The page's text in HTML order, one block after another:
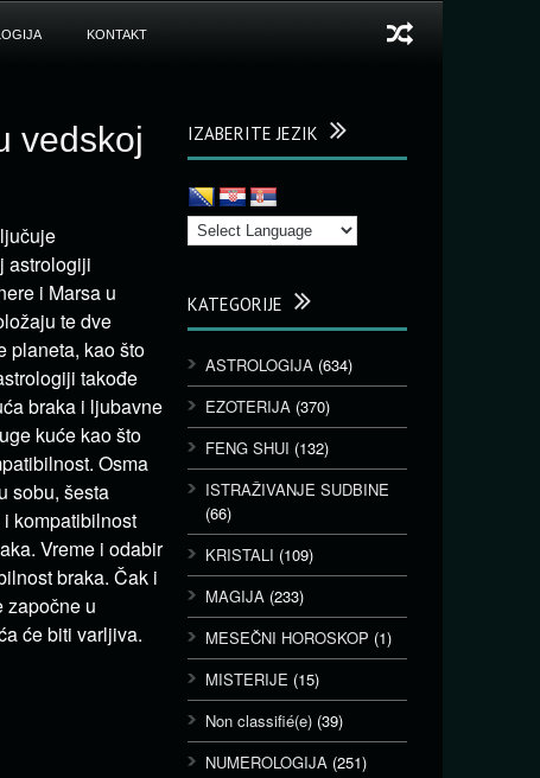
KONTAKT
vedskoj
astrologiji
i Marsa u
te dve
planeta, kao što
takođe
braka i ljubavne
kuće kao što
Osma
sobu, šesta
kompatibilnost
Vreme i odabir
braka. Čak i
započne u
će biti varljiva.
IZABERITE JEZIK
KATEGORIJE
ASTROLOGIJA (634)
EZOTERIJA (370)
FENG SHUI (132)
ISTRAŽIVANJE SUDBINE
(66)
KRISTALI (109)
MAGIJA (233)
MESEČNI HOROSKOP (1)
MISTERIJE (15)
Non classifié(e) (39)
NUMEROLOGIJA (251)